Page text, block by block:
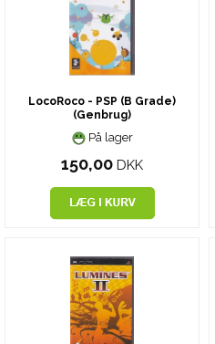
LocoRoco - PSP (B Grade)
(Genbrug)
På lager
150,00 DKK